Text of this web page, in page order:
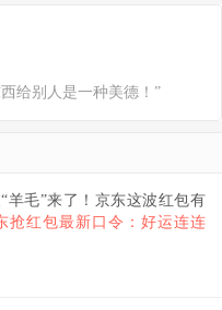
给别人是一种美德！”
羊毛”来了！京东这波红包有
抢红包最新口令：好运连连